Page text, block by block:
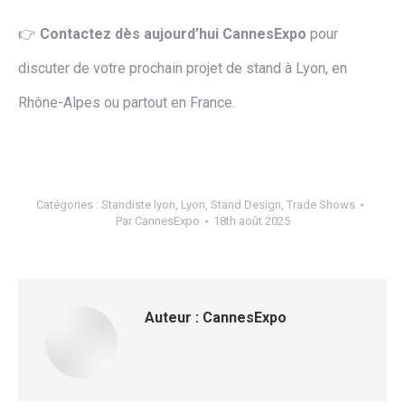
👉 Contactez dès aujourd’hui CannesExpo pour
discuter de votre prochain projet de stand à Lyon, en
Rhône-Alpes ou partout en France.
Catégories : Standiste lyon, Lyon, Stand Design, Trade Shows
Par CannesExpo 18th août 2025
Auteur : CannesExpo